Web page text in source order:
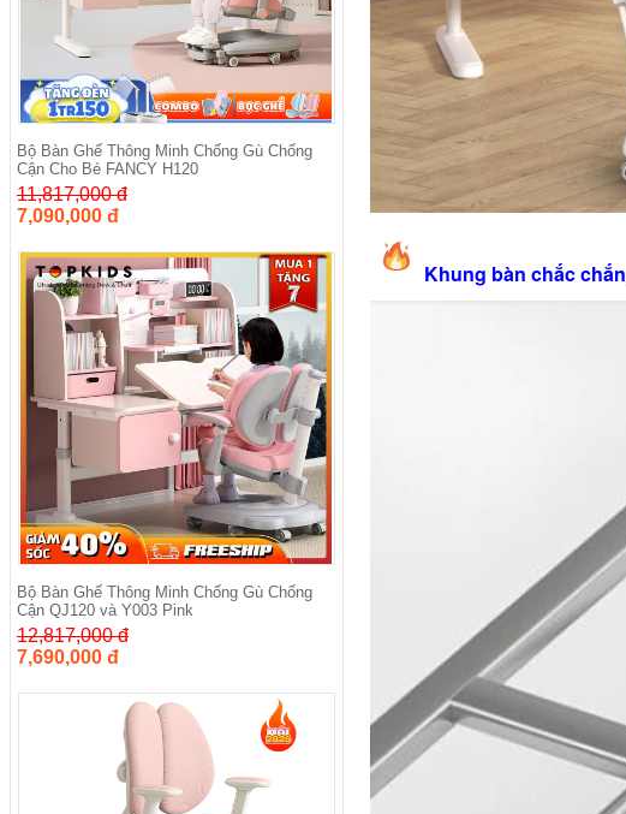
Khung bàn chắc chắn
Bộ Bàn Ghế Thông Minh Chống Gù Chống
Cận Cho Bé FANCY H120
11,817,000 đ
7,090,000 đ
Bộ Bàn Ghế Thông Minh Chống Gù Chống
Cận QJ120 và Y003 Pink
12,817,000 đ
7,690,000 đ